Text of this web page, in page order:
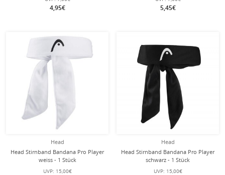
4,95€ 5,45€
Head
Head Stirnband Bandana Pro Player
weiss - 1 Stück
UVP: 15,00€
Head
Head Stirnband Bandana Pro Player
schwarz - 1 Stück
UVP: 15,00€